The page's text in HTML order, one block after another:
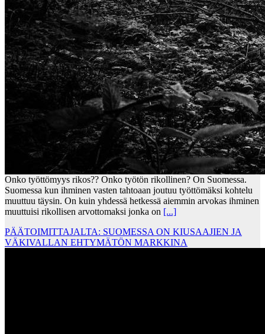
Onko työttömyys rikos?? Onko työtön rikollinen? On Suomessa.
Suomessa kun ihminen vasten tahtoaan joutuu työttömäksi kohtelu
muuttuu täysin. On kuin yhdessä hetkessä aiemmin arvokas ihminen
muuttuisi rikollisen arvottomaksi jonka on [...]
PÄÄTOIMITTAJALTA: SUOMESSA ON KIUSAAJIEN JA
VÄKIVALLAN EHTYMÄTÖN MARKKINA